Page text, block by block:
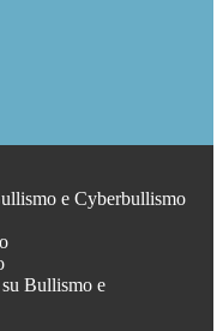
e Cyberbullismo
Bullismo e